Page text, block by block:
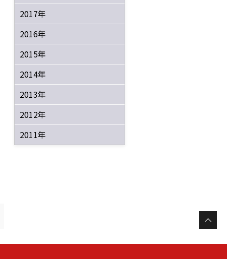
2017年
2016年
2015年
2014年
2013年
2012年
2011年